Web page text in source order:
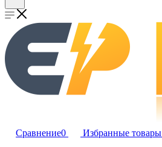
Сравнение0 Избранные товары